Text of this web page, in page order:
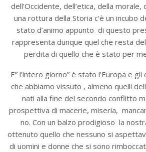
dell’Occidente, dell’etica, della
una rottura della Storia c’è un incubo
stato d’animo appunto di questo
rappresenta dunque quel che resta
perdita di quello che è stato per
E” l’intero giorno” è stato l’Europa e
che abbiamo vissuto , almeno quelli
nati alla fine del secondo conflitto
prospettiva di macerie, miseria,
no. Con un balzo prodigioso la
ottenuto quello che nessuno si
di uomini e donne che si sono